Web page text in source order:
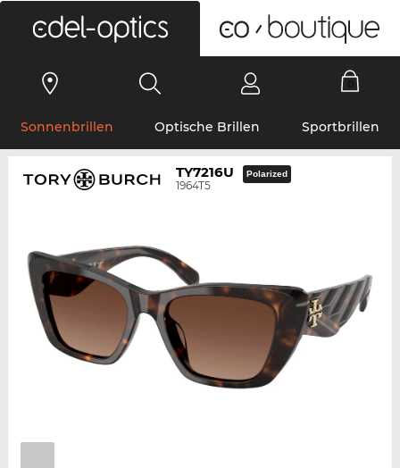
Sonnenbrillen Optische Brillen Sportbrillen
TY7216U
1964T5
Polarized